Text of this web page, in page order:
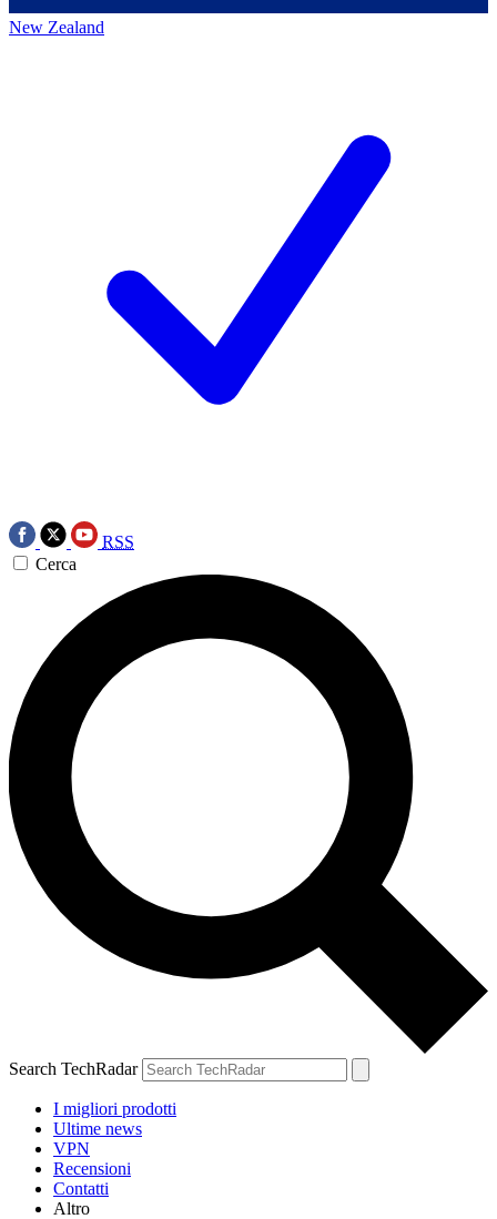
New Zealand
RSS
Cerca
Search TechRadar
I migliori prodotti
Ultime news
VPN
Recensioni
Contatti
Altro